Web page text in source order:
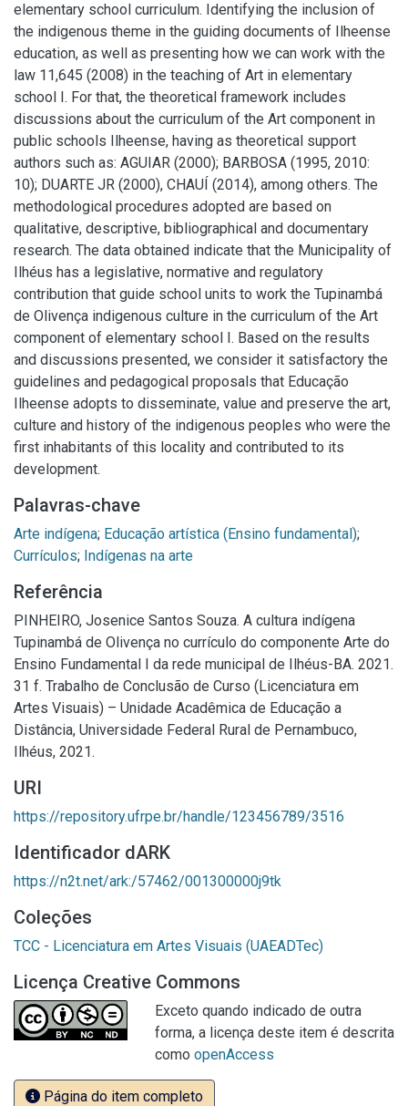
elementary school curriculum. Identifying the inclusion of
the indigenous theme in the guiding documents of Ilheense
education, as well as presenting how we can work with the
law 11,645 (2008) in the teaching of Art in elementary
school I. For that, the theoretical framework includes
discussions about the curriculum of the Art component in
public schools Ilheense, having as theoretical support
authors such as: AGUIAR (2000); BARBOSA (1995, 2010:
10); DUARTE JR (2000), CHAUÍ (2014), among others. The
methodological procedures adopted are based on
qualitative, descriptive, bibliographical and documentary
research. The data obtained indicate that the Municipality of
Ilhéus has a legislative, normative and regulatory
contribution that guide school units to work the Tupinambá
de Olivença indigenous culture in the curriculum of the Art
component of elementary school I. Based on the results
and discussions presented, we consider it satisfactory the
guidelines and pedagogical proposals that Educação
Ilheense adopts to disseminate, value and preserve the art,
culture and history of the indigenous peoples who were the
first inhabitants of this locality and contributed to its
development.
Palavras-chave
Arte indígena; Educação artística (Ensino fundamental);
Currículos; Indígenas na arte
Referência
PINHEIRO, Josenice Santos Souza. A cultura indígena
Tupinambá de Olivença no currículo do componente Arte do
Ensino Fundamental I da rede municipal de Ilhéus-BA. 2021.
31 f. Trabalho de Conclusão de Curso (Licenciatura em
Artes Visuais) – Unidade Acadêmica de Educação a
Distância, Universidade Federal Rural de Pernambuco,
Ilhéus, 2021.
URI
https://repository.ufrpe.br/handle/123456789/3516
Identificador dARK
https://n2t.net/ark:/57462/001300000j9tk
Coleções
TCC - Licenciatura em Artes Visuais (UAEADTec)
Licença Creative Commons
Exceto quando indicado de outra
forma, a licença deste item é descrita
como openAccess
Página do item completo